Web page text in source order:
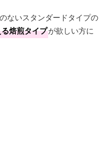
ないスタンダードタイプの
焙煎タイプが欲しい方に